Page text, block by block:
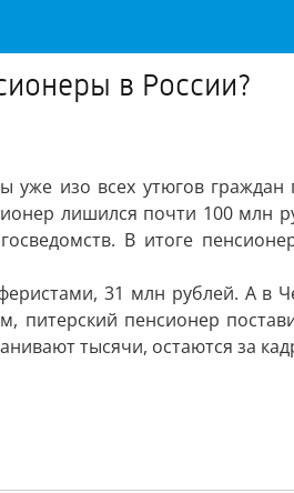
в России?
уже изо всех утюгов
лишился почти 100
В итоге
31 млн рублей. А в
пенсионер
тысячи, остаются за